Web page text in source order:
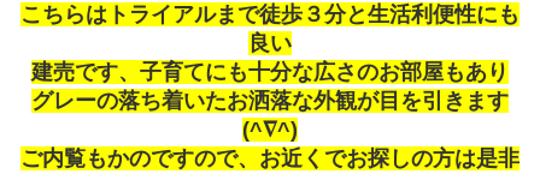
こちらはトライアルまで徒歩３分と生活利便性にも
良い
建売です、子育てにも十分な広さのお部屋もあり
グレーの落ち着いたお洒落な外観が目を引きます
(^∇^)
ご内覧もかのですので、お近くでお探しの方は是非